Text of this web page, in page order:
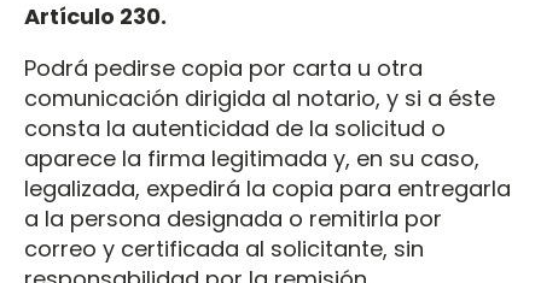
Artículo 230.
Podrá pedirse copia por carta u otra
comunicación dirigida al notario, y si a éste
consta la autenticidad de la solicitud o
aparece la firma legitimada y, en su caso,
legalizada, expedirá la copia para entregarla
a la persona designada o remitirla por
correo y certificada al solicitante, sin